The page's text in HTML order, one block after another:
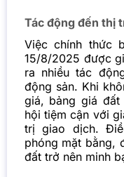
Tác động đến thị
Việc chính thức
15/8/2025 được
ra nhiều tác
động sản. Khi
giá, bảng giá
hội tiệm cận với
trị giao dịch.
phóng mặt bằng,
đất trở nên minh